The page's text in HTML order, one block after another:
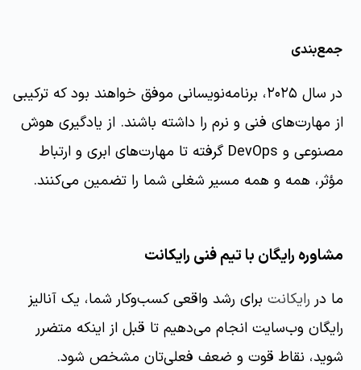
جمع‌بندی
در سال ۲۰۲۵، برنامه‌نویسانی موفق خواهند بود که ترکیبی
از مهارت‌های فنی و نرم را داشته باشند. از یادگیری هوش
مصنوعی و DevOps گرفته تا مهارت‌های ابری و ارتباط
مؤثر، همه و همه مسیر شغلی شما را تضمین می‌کنند.
مشاوره رایگان با تیم فنی رایکانت
ما دررایکانت برای رشد واقعی کسب‌وکار شما، یک آنالیز
رایگان وب‌سایت انجام می‌دهیم تا قبل از اینکه متضرر
شوید، نقاط قوت و ضعف فعلی‌تان مشخص شود.